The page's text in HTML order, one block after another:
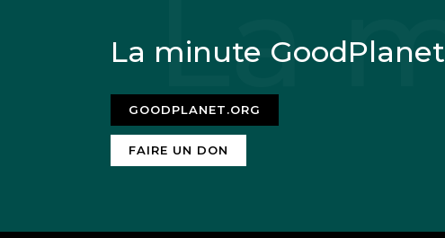
La minute GoodPlanet
GOODPLANET.ORG
FAIRE UN DON